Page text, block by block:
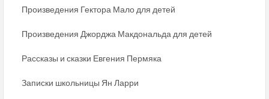
Произведения Гектора Мало для детей
Произведения Джорджа Макдональда для детей
Рассказы и сказки Евгения Пермяка
Записки школьницы Ян Ларри